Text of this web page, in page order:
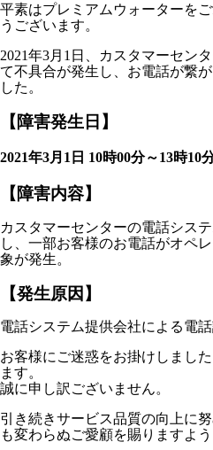
平素はプレミアムウォーターを
うございます。
2021年3月1日、カスタマーセン
て不具合が発生し、お電話が繋
した。
【障害発生日】
2021年3月1日 10時00分～13時10
【障害内容】
カスタマーセンターの電話シス
し、一部お客様のお電話がオペ
象が発生。
【発生原因】
電話システム提供会社による電
お客様にご迷惑をお掛けしまし
ます。
誠に申し訳ございません。
引き続きサービス品質の向上に
も変わらぬご愛顧を賜りますよ